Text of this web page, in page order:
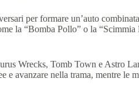
per formare un’auto
la “Bomba Pollo” o la
Wrecks, Tomb Town e Astro
e avanzare nella trama, mentre le